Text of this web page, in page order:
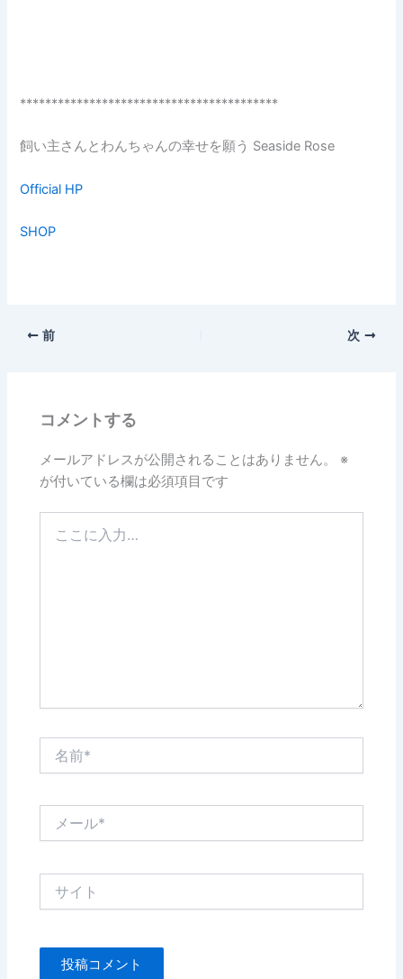
*****************************************
飼い主さんとわんちゃんの幸せを願う Seaside Rose
Official HP
SHOP
前 次
コメントする
メールアドレスが公開されることはありません。
※
が付いている欄は必須項目です